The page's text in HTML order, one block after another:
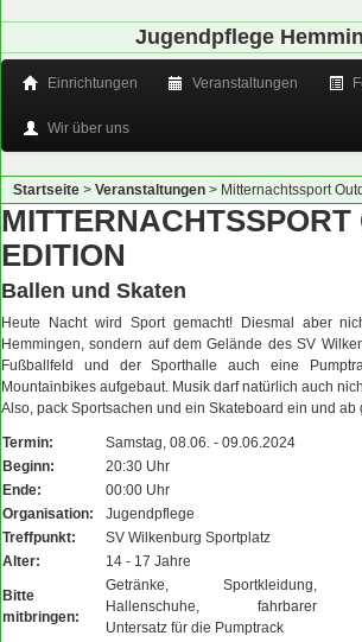
Jugendpflege
Einrichtungen Veranstaltungen
Wir über uns
Startseite > Veranstaltungen > Mitternachtssport
MITTERNACHTSSPORT
EDITION
Ballen und Skaten
Heute Nacht wird Sport gemacht! Diesmal aber
Hemmingen, sondern auf dem Gelände des SV
Fußballfeld und der Sporthalle auch eine
Mountainbikes aufgebaut. Musik darf natürlich auch
Also, pack Sportsachen und ein Skateboard ein und ab
Termin:
Samstag, 08.06. - 09.06.2024
Beginn:
20:30 Uhr
Ende:
00:00 Uhr
Organisation:
Jugendpflege
Treffpunkt:
SV Wilkenburg Sportplatz
Alter:
14 - 17 Jahre
Bitte
mitbringen:
Getränke, Sportkleidung,
Hallenschuhe, fahrbarer
Untersatz für die Pumptrack